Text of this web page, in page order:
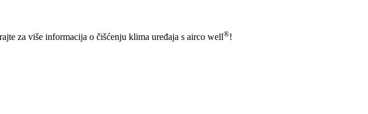
za više informacija o čišćenju klima uređaja s airco well®!